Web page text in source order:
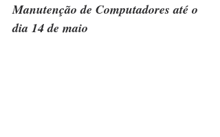
Manutenção de Computadores até o
dia 14 de maio